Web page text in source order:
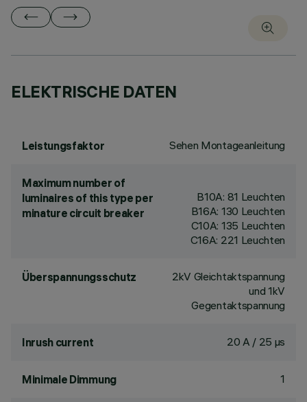
ELEKTRISCHE DATEN
Leistungsfaktor Sehen Montageanleitung
Maximum number of
luminaires of this type per
minature circuit breaker
B10A: 81 Leuchten
B16A: 130 Leuchten
C10A: 135 Leuchten
C16A: 221 Leuchten
Überspannungsschutz
2kV Gleichtaktspannung
und 1kV
Gegentaktspannung
Inrush current 20 A / 25 µs
Minimale Dimmung 1